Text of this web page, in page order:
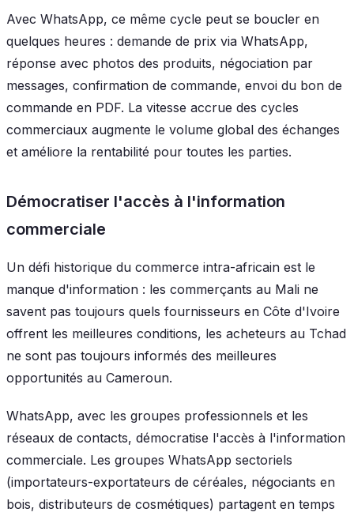
Avec WhatsApp, ce même cycle peut se boucler en
quelques heures : demande de prix via WhatsApp,
réponse avec photos des produits, négociation par
messages, confirmation de commande, envoi du bon de
commande en PDF. La vitesse accrue des cycles
commerciaux augmente le volume global des échanges
et améliore la rentabilité pour toutes les parties.
Démocratiser l'accès à l'information
commerciale
Un défi historique du commerce intra-africain est le
manque d'information : les commerçants au Mali ne
savent pas toujours quels fournisseurs en Côte d'Ivoire
offrent les meilleures conditions, les acheteurs au Tchad
ne sont pas toujours informés des meilleures
opportunités au Cameroun.
WhatsApp, avec les groupes professionnels et les
réseaux de contacts, démocratise l'accès à l'information
commerciale. Les groupes WhatsApp sectoriels
(importateurs-exportateurs de céréales, négociants en
bois, distributeurs de cosmétiques) partagent en temps